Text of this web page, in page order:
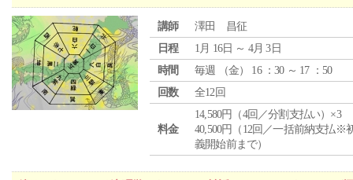
講師
澤田 昌征
日程
1月 16日 ～ 4月 3日
時間
毎週 （金） 16 ：30 ～ 17 ：50
回数
全12回
料金
14,580円（4回／分割支払い）×3
40,500円（12回／一括前納支払※
義開始前まで）